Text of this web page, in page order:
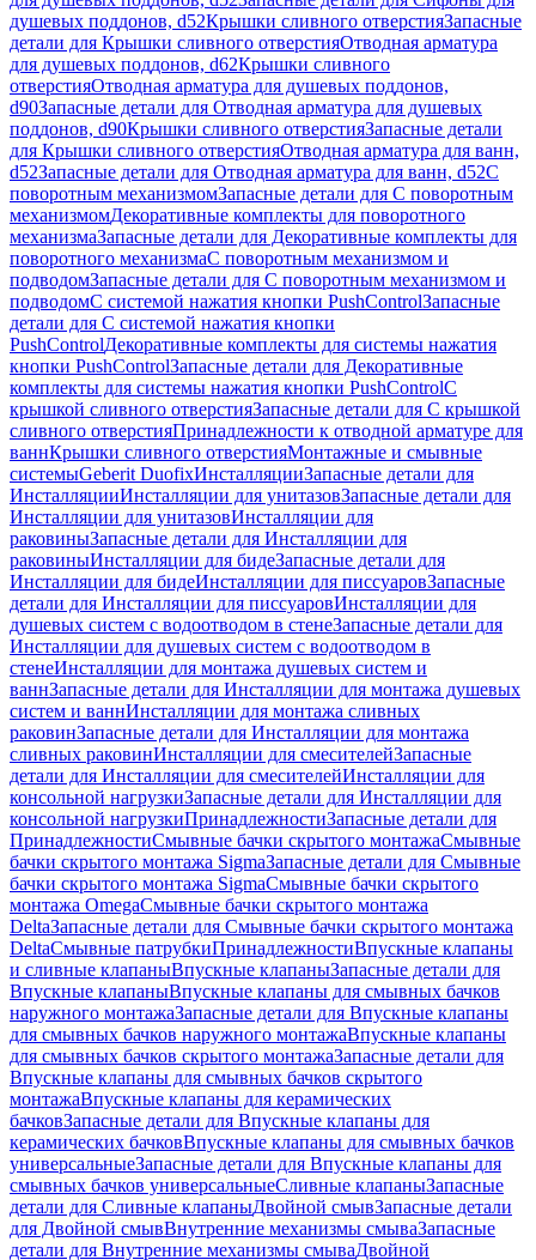
душевых поддонов, d52Крышки сливного отверстияЗапасные
детали для Крышки сливного отверстияОтводная арматура
для душевых поддонов, d62Крышки сливного
отверстияОтводная арматура для душевых поддонов,
d90Запасные детали для Отводная арматура для душевых
поддонов, d90Крышки сливного отверстияЗапасные детали
для Крышки сливного отверстияОтводная арматура для ванн,
d52Запасные детали для Отводная арматура для ванн, d52С
поворотным механизмомЗапасные детали для С поворотным
механизмомДекоративные комплекты для поворотного
механизмаЗапасные детали для Декоративные комплекты для
поворотного механизмаС поворотным механизмом и
подводомЗапасные детали для С поворотным механизмом и
подводомС системой нажатия кнопки PushControlЗапасные
детали для С системой нажатия кнопки
PushControlДекоративные комплекты для системы нажатия
кнопки PushControlЗапасные детали для Декоративные
комплекты для системы нажатия кнопки PushControlС
крышкой сливного отверстияЗапасные детали для С крышкой
сливного отверстияПринадлежности к отводной арматуре для
ваннКрышки сливного отверстияМонтажные и смывные
системыGeberit DuofixИнсталляцииЗапасные детали для
ИнсталляцииИнсталляции для унитазовЗапасные детали для
Инсталляции для унитазовИнсталляции для
раковиныЗапасные детали для Инсталляции для
раковиныИнсталляции для бидеЗапасные детали для
Инсталляции для бидеИнсталляции для писсуаровЗапасные
детали для Инсталляции для писсуаровИнсталляции для
душевых систем с водоотводом в стенеЗапасные детали для
Инсталляции для душевых систем с водоотводом в
стенеИнсталляции для монтажа душевых систем и
ваннЗапасные детали для Инсталляции для монтажа душевых
систем и ваннИнсталляции для монтажа сливных
раковинЗапасные детали для Инсталляции для монтажа
сливных раковинИнсталляции для смесителейЗапасные
детали для Инсталляции для смесителейИнсталляции для
консольной нагрузкиЗапасные детали для Инсталляции для
консольной нагрузкиПринадлежностиЗапасные детали для
ПринадлежностиСмывные бачки скрытого монтажаСмывные
бачки скрытого монтажа SigmaЗапасные детали для Смывные
бачки скрытого монтажа SigmaСмывные бачки скрытого
монтажа OmegaСмывные бачки скрытого монтажа
DeltaЗапасные детали для Смывные бачки скрытого монтажа
DeltaСмывные патрубкиПринадлежностиВпускные клапаны
и сливные клапаныВпускные клапаныЗапасные детали для
Впускные клапаныВпускные клапаны для смывных бачков
наружного монтажаЗапасные детали для Впускные клапаны
для смывных бачков наружного монтажаВпускные клапаны
для смывных бачков скрытого монтажаЗапасные детали для
Впускные клапаны для смывных бачков скрытого
монтажаВпускные клапаны для керамических
бачковЗапасные детали для Впускные клапаны для
керамических бачковВпускные клапаны для смывных бачков
универсальныеЗапасные детали для Впускные клапаны для
смывных бачков универсальныеСливные клапаныЗапасные
детали для Сливные клапаныДвойной смывЗапасные детали
для Двойной смывВнутренние механизмы смываЗапасные
детали для Внутренние механизмы смываДвойной